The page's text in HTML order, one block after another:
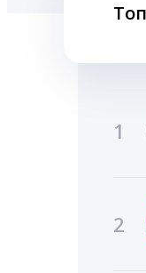
1
2